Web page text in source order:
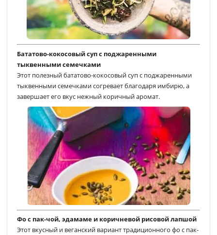
Бататово-кокосовый суп с поджаренными
тыквенными семечками
Этот полезный бататово-кокосовый суп с поджаренными
тыквенными семечками согревает благодаря имбирю, а
завершает его вкус нежный коричный аромат.
Фо с пак-чой, эдамаме и коричневой рисовой лапшой
Этот вкусный и веганский вариант традиционного фо с пак-